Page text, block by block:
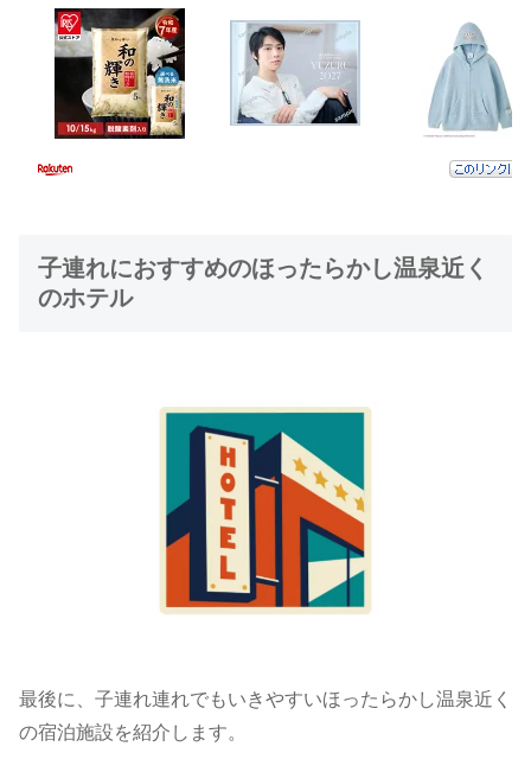
子連れにおすすめのほったらかし温泉近く
のホテル
最後に、子連れ連れでもいきやすいほったらかし温泉近く
の宿泊施設を紹介します。